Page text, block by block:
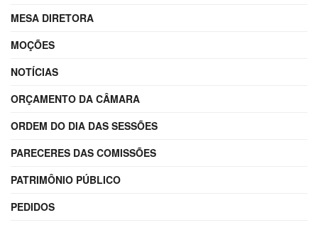
MESA DIRETORA
MOÇÕES
NOTÍCIAS
ORÇAMENTO DA CÂMARA
ORDEM DO DIA DAS SESSÕES
PARECERES DAS COMISSÕES
PATRIMÔNIO PÚBLICO
PEDIDOS